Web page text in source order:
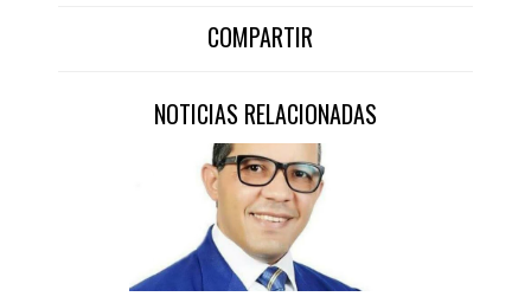
COMPARTIR
NOTICIAS RELACIONADAS